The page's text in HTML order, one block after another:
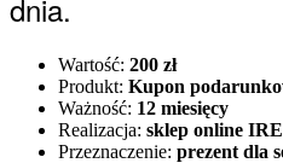
dnia.
Wartość: 200 zł
Produkt: Kupon
Ważność: 12 miesięcy
Realizacja: sklep online
Przeznaczenie: prezent dla